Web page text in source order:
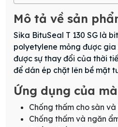
Mô tả về sản
Sika BituSeal T 130 SG là
polyetylene mỏng được gia
được sự thay đổi của thời
để dán ép chặt lên bề mặt
Ứng dụng của
Chống thấm cho sàn
Chống thấm và ngăn